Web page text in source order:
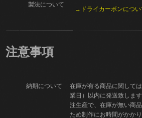
製法について
→ドライカーボンについ
注意事項
納期について
在庫が有る商品に関して
業日）以内に発送致しま
注生産で、在庫が無い商
ため制作にお時間がかか